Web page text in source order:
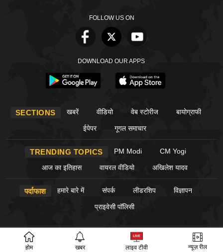
होम खबर लाइव टीवी न्यूज़ रील
FOLLOW US ON
DOWNLOAD OUR APPS
SECTIONS खबरें वीडियो वेब स्टोरीज बायोग्राफी
ईपेपर गूगल समाचार
TRENDING TOPICS PM Modi CM Yogi
आज का इतिहास वायरल वीडियो अखिलेश यादव
पर्दाफाश हमारे बारे में संपर्क लीडरशिप विज्ञापन
प्राइवेसी पॉलिसी
© Copyright PardaPhash 2026. All rights reserved.